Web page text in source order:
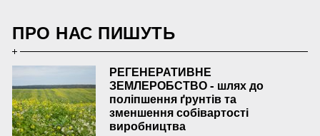
ПРО НАС ПИШУТЬ
РЕГЕНЕРАТИВНЕ
ЗЕМЛЕРОБСТВО - шлях до
поліпшення ґрунтів та
зменшення собівартості
виробництва